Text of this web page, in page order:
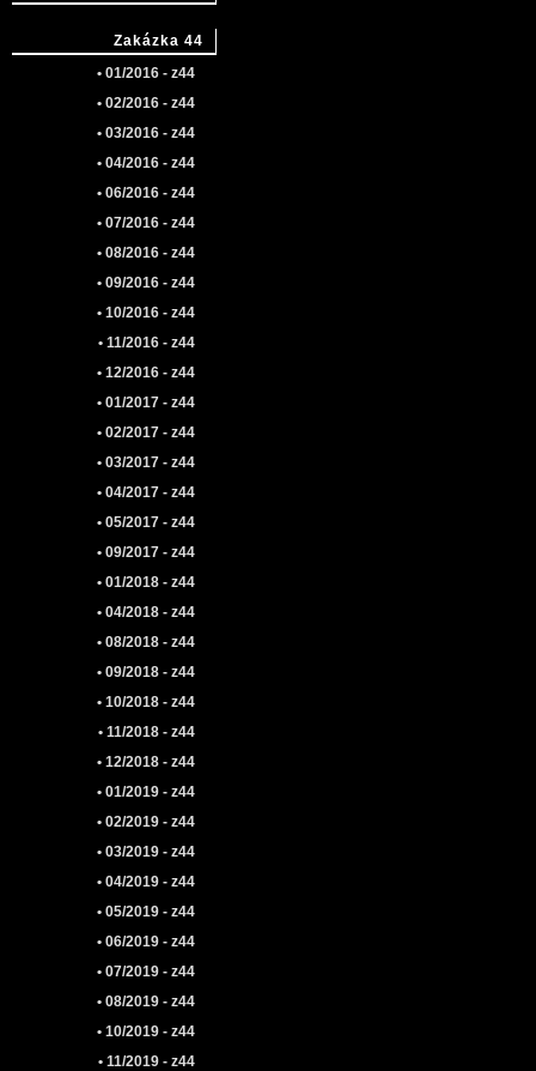
Zakázka 44
• 01/2016 - z44
• 02/2016 - z44
• 03/2016 - z44
• 04/2016 - z44
• 06/2016 - z44
• 07/2016 - z44
• 08/2016 - z44
• 09/2016 - z44
• 10/2016 - z44
• 11/2016 - z44
• 12/2016 - z44
• 01/2017 - z44
• 02/2017 - z44
• 03/2017 - z44
• 04/2017 - z44
• 05/2017 - z44
• 09/2017 - z44
• 01/2018 - z44
• 04/2018 - z44
• 08/2018 - z44
• 09/2018 - z44
• 10/2018 - z44
• 11/2018 - z44
• 12/2018 - z44
• 01/2019 - z44
• 02/2019 - z44
• 03/2019 - z44
• 04/2019 - z44
• 05/2019 - z44
• 06/2019 - z44
• 07/2019 - z44
• 08/2019 - z44
• 10/2019 - z44
• 11/2019 - z44